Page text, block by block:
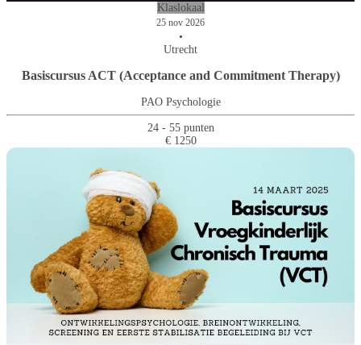
Klaslokaal
25 nov 2026
•
Utrecht
Basiscursus ACT (Acceptance and Commitment Therapy)
PAO Psychologie
24 - 55 punten
€ 1250